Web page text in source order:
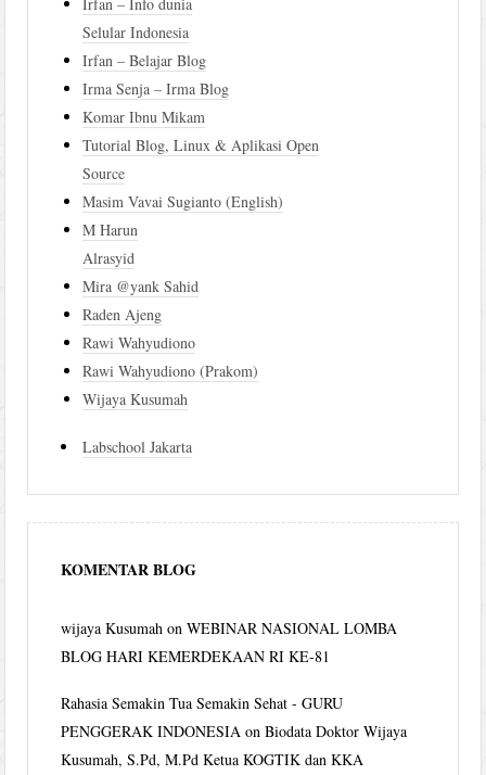
Selular Indonesia
Irfan – Belajar Blog
Irma Senja – Irma Blog
Komar Ibnu Mikam
Tutorial Blog, Linux & Aplikasi Open
Source
Masim Vavai Sugianto (English)
M Harun
Alrasyid
Mira @yank Sahid
Raden Ajeng
Rawi Wahyudiono
Rawi Wahyudiono (Prakom)
Wijaya Kusumah
Labschool Jakarta
KOMENTAR BLOG
wijaya Kusumah onWEBINAR NASIONAL LOMBA
BLOG HARI KEMERDEKAAN RI KE-81
Rahasia Semakin Tua Semakin Sehat - GURU
PENGGERAK INDONESIA onBiodata Doktor Wijaya
Kusumah, S.Pd, M.Pd Ketua KOGTIK dan KKA